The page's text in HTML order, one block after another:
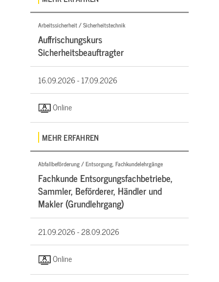
Arbeitssicherheit / Sicherheitstechnik
Auffrischungskurs
Sicherheitsbeauftragter
16.09.2026 -17.09.2026
Online
MEHR ERFAHREN
Abfallbeförderung / Entsorgung, Fachkundelehrgänge
Fachkunde Entsorgungsfachbetriebe,
Sammler, Beförderer, Händler und
Makler (Grundlehrgang)
21.09.2026 -28.09.2026
Online